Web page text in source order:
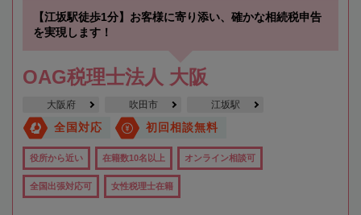
【江坂駅徒歩1分】お客様に寄り添い、確かな相続税申告
を実現します！
OAG税理士法人 大阪
大阪府 吹田市 江坂駅
全国対応 初回相談無料
役所から近い 在籍数10名以上 オンライン相談可
全国出張対応可 女性税理士在籍